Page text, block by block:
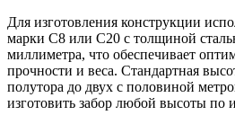
Для изготовления конструкции
марки С8 или С20 с толщиной
миллиметра, что обеспечивает
прочности и веса. Стандартная
полутора до двух с половиной
изготовить забор любой высоты по